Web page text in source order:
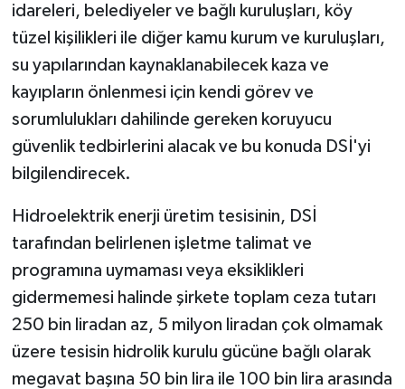
idareleri, belediyeler ve bağlı kuruluşları, köy
tüzel kişilikleri ile diğer kamu kurum ve kuruluşları,
su yapılarından kaynaklanabilecek kaza ve
kayıpların önlenmesi için kendi görev ve
sorumlulukları dahilinde gereken koruyucu
güvenlik tedbirlerini alacak ve bu konuda DSİ'yi
bilgilendirecek.
Hidroelektrik enerji üretim tesisinin, DSİ
tarafından belirlenen işletme talimat ve
programına uymaması veya eksiklikleri
gidermemesi halinde şirkete toplam ceza tutarı
250 bin liradan az, 5 milyon liradan çok olmamak
üzere tesisin hidrolik kurulu gücüne bağlı olarak
megavat başına 50 bin lira ile 100 bin lira arasında